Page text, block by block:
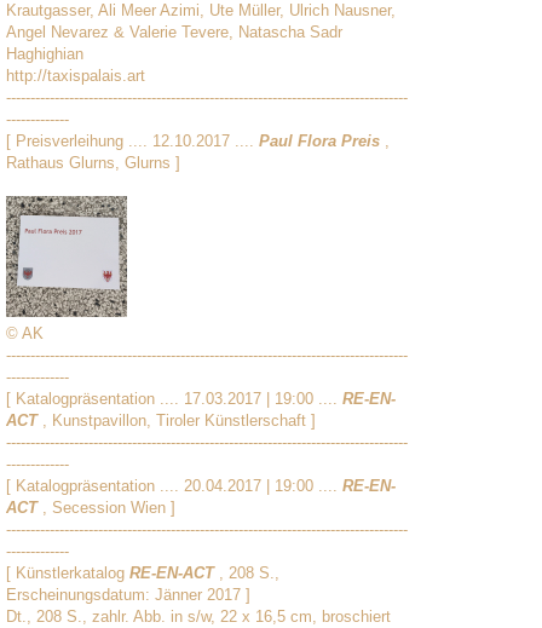
Krautgasser, Ali Meer Azimi, Ute Müller, Ulrich Nausner,
Angel Nevarez & Valerie Tevere, Natascha Sadr
Haghighian
http://taxispalais.art
-----------------------------------------------------------------------------------
-------------
[ Preisverleihung .... 12.10.2017 .... Paul Flora Preis ,
Rathaus Glurns, Glurns ]
© AK
-----------------------------------------------------------------------------------
-------------
[ Katalogpräsentation .... 17.03.2017 | 19:00 .... RE-EN-
ACT, Kunstpavillon, Tiroler Künstlerschaft ]
-----------------------------------------------------------------------------------
-------------
[ Katalogpräsentation .... 20.04.2017 | 19:00 .... RE-EN-
ACT, Secession Wien ]
-----------------------------------------------------------------------------------
-------------
[ Künstlerkatalog RE-EN-ACT, 208 S.,
Erscheinungsdatum: Jänner 2017 ]
Dt., 208 S., zahlr. Abb. in s/w, 22 x 16,5 cm, broschiert